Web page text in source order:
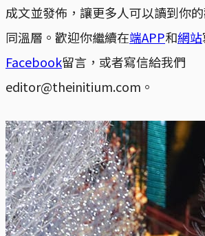
成文並發佈，讓更多人可以讀到你
同溫層。歡迎你繼續在端APP和網站
Facebook留言，或者寫信給我們
editor@theinitium.com。